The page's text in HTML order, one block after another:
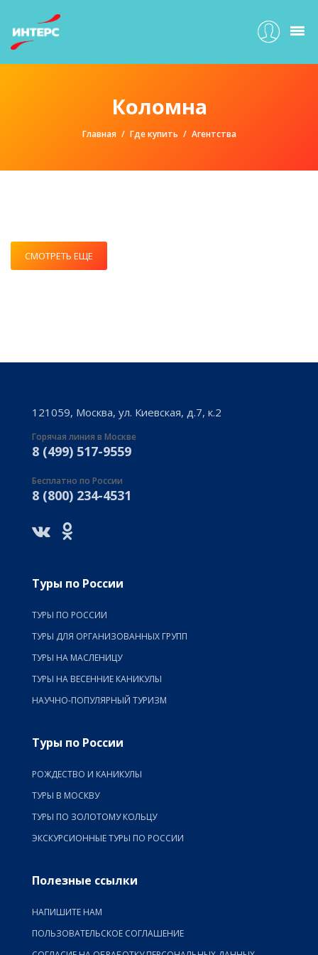
Коломна
Главная Где купить Агентства
СМОТРЕТЬ ЕЩЕ
121059, Москва, ул. Киевская, д.7, к.2
Горячая линия в Москве
8 (499) 517-9559
Бесплатно по России
8 (800) 234-4531
Туры по России
ТУРЫ ПО РОССИИ
ТУРЫ ДЛЯ ОРГАНИЗОВАННЫХ ГРУПП
ТУРЫ НА МАСЛЕНИЦУ
ТУРЫ НА ВЕСЕННИЕ КАНИКУЛЫ
НАУЧНО-ПОПУЛЯРНЫЙ ТУРИЗМ
Туры по России
РОЖДЕСТВО И КАНИКУЛЫ
ТУРЫ В МОСКВУ
ТУРЫ ПО ЗОЛОТОМУ КОЛЬЦУ
ЭКСКУРСИОННЫЕ ТУРЫ ПО РОССИИ
Полезные ссылки
НАПИШИТЕ НАМ
ПОЛЬЗОВАТЕЛЬСКОЕ СОГЛАШЕНИЕ